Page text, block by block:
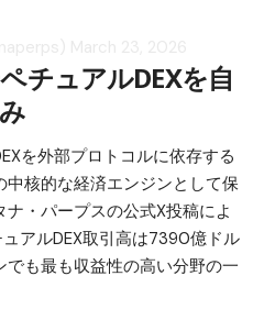
チュアルDEXを自
を外部プロトコルに依存する
核的な経済エンジンとして保
・パープスの公式X投稿によ
アルDEX取引高は7390億ドル
も最も収益性の高い分野の一